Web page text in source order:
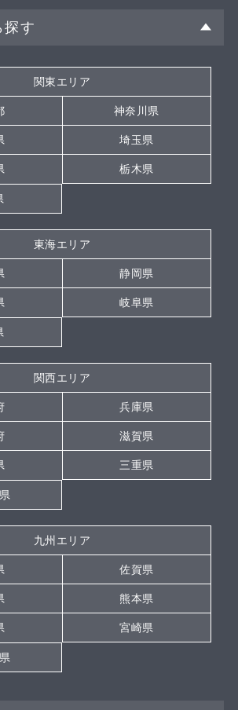
探す
関東エリア
神奈川県
埼玉県
栃木県
東海エリア
静岡県
岐阜県
関西エリア
兵庫県
滋賀県
三重県
九州エリア
佐賀県
熊本県
宮崎県